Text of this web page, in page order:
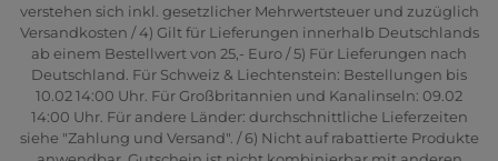
verstehen sich inkl. gesetzlicher Mehrwertsteuer und zuzüglich
Versandkosten / 4) Gilt für Lieferungen innerhalb Deutschlands
ab einem Bestellwert von 25,- Euro / 5) Für Lieferungen nach
Deutschland. Für Schweiz & Liechtenstein: Bestellungen bis
10.02 14:00 Uhr. Für Großbritannien und Kanalinseln: 09.02
14:00 Uhr. Für andere Länder: durchschnittliche Lieferzeiten
siehe "Zahlung und Versand". / 6) Nicht auf rabattierte Produkte